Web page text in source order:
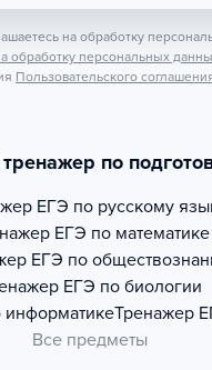
на обработку
обработку персональных
Пользовательского
по
ЕГЭ по русскому
ЕГЭ по математике
ЕГЭ по
ЕГЭ по биологии
информатикеТренажер
Все предметы